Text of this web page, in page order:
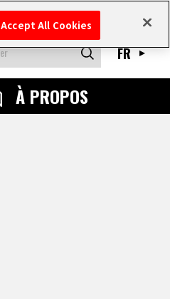
À PROPOS
FR
Accept All Cookies